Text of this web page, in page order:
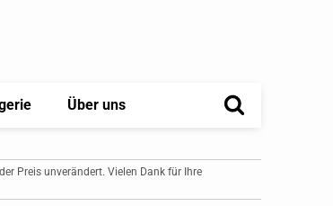
Über uns
Preis unverändert. Vielen Dank für Ihre